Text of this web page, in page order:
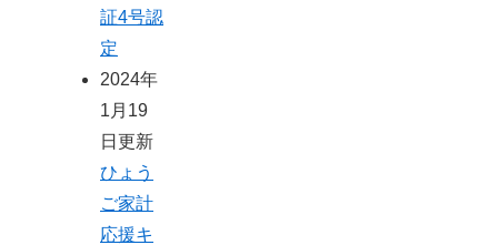
証4号認
定
2024年
1月19
日更新
ひょう
ご家計
応援キ